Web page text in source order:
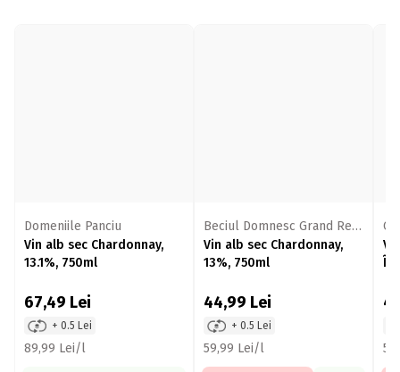
Domeniile Panciu
Vin alb sec Chardonnay,
13.1%, 750ml
67,49 Lei
+ 0.5 Lei
89,99 Lei/l
Beciul Domnesc Grand Reserve
Vin alb sec Chardonnay,
13%, 750ml
44,99 Lei
+ 0.5 Lei
59,99 Lei/l